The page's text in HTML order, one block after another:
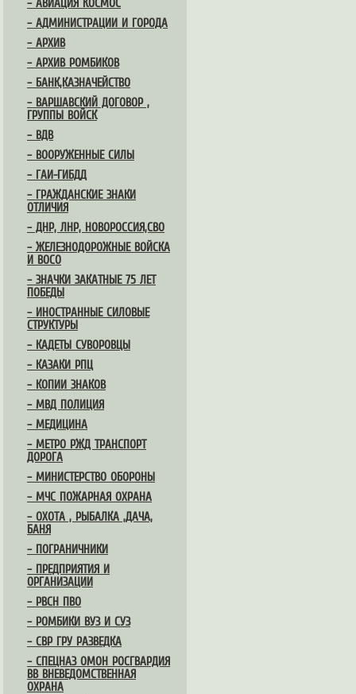
– АВИАЦИЯ КОСМОС
– АДМИНИСТРАЦИИ И ГОРОДА
– АРХИВ
– АРХИВ РОМБИКОВ
– БАНК,КАЗНАЧЕЙСТВО
– ВАРШАВСКИЙ ДОГОВОР ,
ГРУППЫ ВОЙСК
– ВДВ
– ВООРУЖЕННЫЕ СИЛЫ
– ГАИ-ГИБДД
– ГРАЖДАНСКИЕ ЗНАКИ
ОТЛИЧИЯ
– ДНР, ЛНР, НОВОРОССИЯ,СВО
– ЖЕЛЕЗНОДОРОЖНЫЕ ВОЙСКА
И ВОСО
– ЗНАЧКИ ЗАКАТНЫЕ 75 ЛЕТ
ПОБЕДЫ
– ИНОСТРАННЫЕ СИЛОВЫЕ
СТРУКТУРЫ
– КАДЕТЫ СУВОРОВЦЫ
– КАЗАКИ РПЦ
– КОПИИ ЗНАКОВ
– МВД ПОЛИЦИЯ
– МЕДИЦИНА
– МЕТРО РЖД ТРАНСПОРТ
ДОРОГА
– МИНИСТЕРСТВО ОБОРОНЫ
– МЧС ПОЖАРНАЯ ОХРАНА
– ОХОТА , РЫБАЛКА ,ДАЧА,
БАНЯ
– ПОГРАНИЧНИКИ
– ПРЕДПРИЯТИЯ И
ОРГАНИЗАЦИИ
– РВСН ПВО
– РОМБИКИ ВУЗ И СУЗ
– СВР ГРУ РАЗВЕДКА
– СПЕЦНАЗ ОМОН РОСГВАРДИЯ
ВВ ВНЕВЕДОМСТВЕННАЯ
ОХРАНА